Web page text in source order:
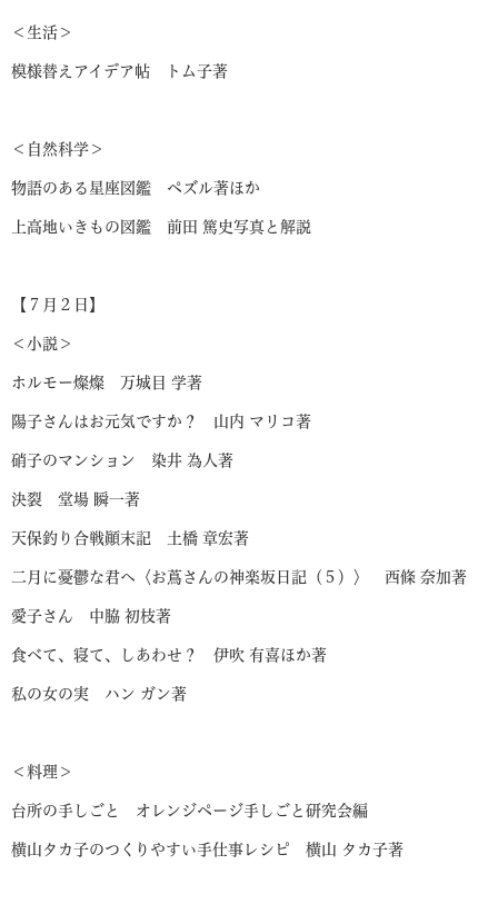
＜生活＞
模様替えアイデア帖 トム子著
＜自然科学＞
物語のある星座図鑑 ペズル著ほか
上高地いきもの図鑑 前田 篤史写真と解説
【７月２日】
＜小説＞
ホルモー燦燦 万城目 学著
陽子さんはお元気ですか？ 山内 マリコ著
硝子のマンション 染井 為人著
決裂 堂場 瞬一著
天保釣り合戦顚末記 土橋 章宏著
二月に憂鬱な君へ〈お蔦さんの神楽坂日記（５）〉 西條 奈加著
愛子さん 中脇 初枝著
食べて、寝て、しあわせ？ 伊吹 有喜ほか著
私の女の実 ハン ガン著
＜料理＞
台所の手しごと オレンジページ手しごと研究会編
横山タカ子のつくりやすい手仕事レシピ 横山 タカ子著